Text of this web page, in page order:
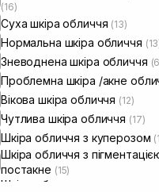
(16)
Суха шкіра обличчя (13)
Нормальна шкіра обличчя
Зневоднена шкіра обличчя
Проблемна шкіра /акне
Вікова шкіра обличчя (12)
Чутлива шкіра обличчя (17)
Шкіра обличчя з куперозом
Шкіра обличчя з
постакне (15)
Шкіра обличчя з розширеними